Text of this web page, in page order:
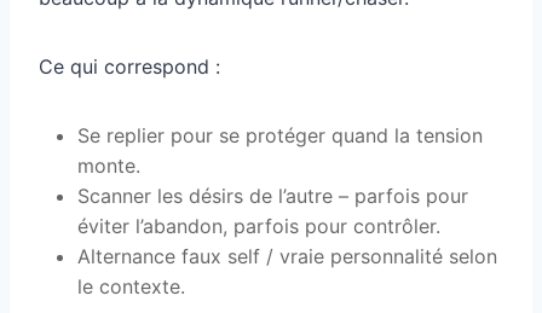
Ce qui correspond :
Se replier pour se protéger quand la tension
monte.
Scanner les désirs de l’autre – parfois pour
éviter l’abandon, parfois pour contrôler.
Alternance faux self / vraie personnalité selon
le contexte.